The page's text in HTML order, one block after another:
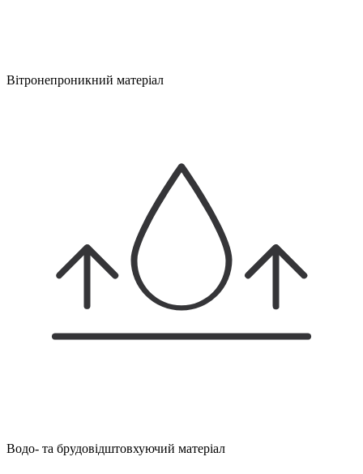
Вітронепроникний матеріал
Водо- та брудовідштовхуючий матеріал